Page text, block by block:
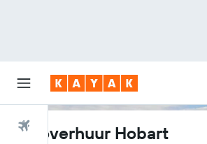
Vliegtickets
Autoverhuur Hobart